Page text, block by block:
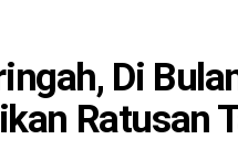
Di
Ratusan